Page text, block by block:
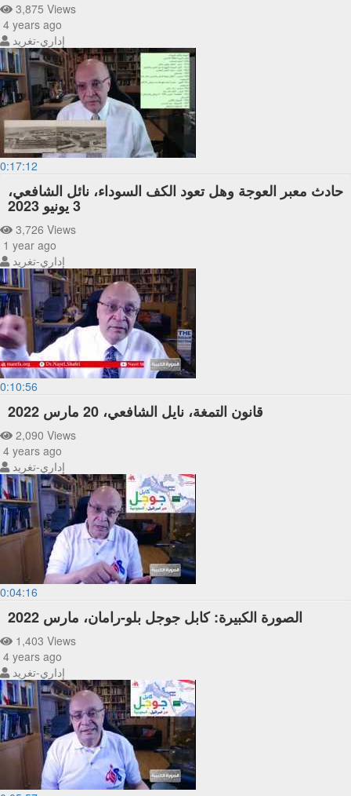
3,875 Views
4 years ago
إداري-تغريد
0:17:12
حادث معبر العوجة وهل تعود الكف السوداء، نائل الشافعي،
3 يونيو 2023
3,726 Views
1 year ago
إداري-تغريد
0:10:56
قانون التمغة، نايل الشافعي، 20 مارس 2022
2,090 Views
4 years ago
إداري-تغريد
0:04:16
الصورة الكبيرة: كابل جوجل بلو-رامان، مارس 2022
1,403 Views
4 years ago
إداري-تغريد